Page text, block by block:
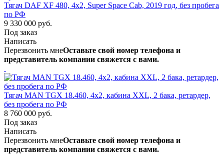
Тягач DAF XF 480, 4х2, Super Space Cab, 2019 год, без пробега
по РФ
9 330 000 руб.
Под заказ
Написать
Перезвонить мнеОставьте свой номер телефона и
представитель компании свяжется с вами.
Тягач MAN TGX 18.460, 4х2, кабина XXL, 2 бака, ретардер,
без пробега по РФ
8 760 000 руб.
Под заказ
Написать
Перезвонить мнеОставьте свой номер телефона и
представитель компании свяжется с вами.